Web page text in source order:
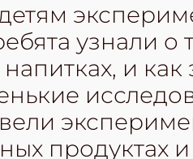
узнали о
и как
продуктах и